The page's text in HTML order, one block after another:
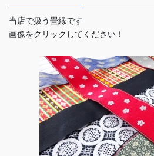
当店で扱う畳縁です
画像をクリックしてください！